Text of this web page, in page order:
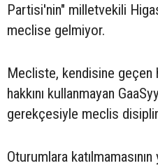
Partisi'nin" milletvekili
meclise gelmiyor.
Mecliste, kendisine geçen
hakkını kullanmayan
gerekçesiyle meclis
Oturumlara katılmamasının